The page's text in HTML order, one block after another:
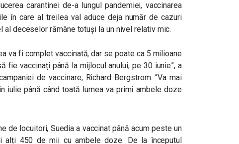
carantinei de-a lungul pandemiei, vaccinarea
în care al treilea val aduce deja număr de cazuri
al deceselor rămâne totuși la un nivel relativ mic.
va fi complet vaccinată, dar se poate ca 5 milioane
fie vaccinați până la mijlocul anului, pe 30 iunie”, a
de vaccinare, Richard Bergstrom. “Va mai
iulie până când toată lumea va primi ambele doze
de locuitori, Suedia a vaccinat până acum peste un
alți 450 de mii cu ambele doze. De la începutul